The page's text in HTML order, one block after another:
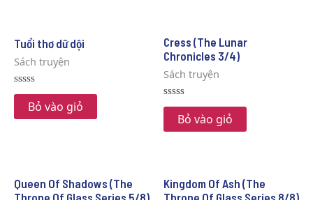
Tuổi thơ dữ dội
Sách truyện
Rated
of
Bỏ vào giỏ
Cress (The Lunar
Chronicles 3/4)
Sách truyện
Rated
of
Bỏ vào giỏ
Queen Of Shadows (The
Kingdom Of Ash (The